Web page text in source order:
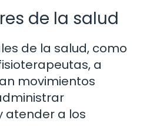
de la salud
de la salud, como
a
movimientos
atender a los